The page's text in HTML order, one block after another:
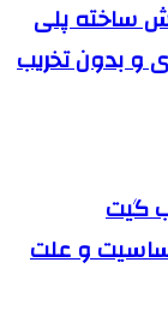
ساخته پلی
و بدون تخریب
گیت
و علت